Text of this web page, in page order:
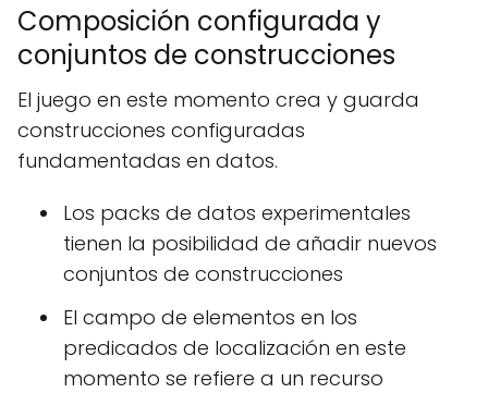
Composición configurada y
conjuntos de construcciones
El juego en este momento crea y guarda
construcciones configuradas
fundamentadas en datos.
Los packs de datos experimentales
tienen la posibilidad de añadir nuevos
conjuntos de construcciones
El campo de elementos en los
predicados de localización en este
momento se refiere a un recurso